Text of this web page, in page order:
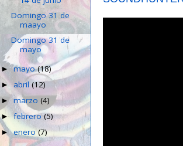
Domingo 31 de
maayo
Domingo 31 de
mayo
►mayo(18)
► abril(12)
►marzo(4)
►febrero(5)
►enero(7)